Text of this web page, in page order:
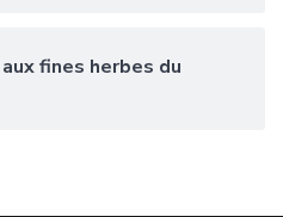
fines herbes du